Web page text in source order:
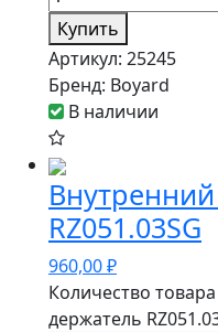
Купить
Артикул: 25245
Бренд: Boyard
В наличии
RZ051.03SG
960,00₽
Количество
держатель